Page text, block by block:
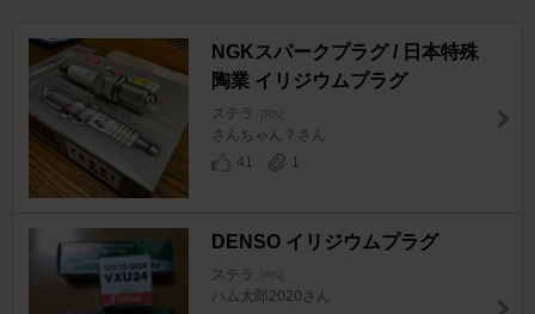
NGKスパークプラグ / 日本特殊
陶業 イリジウムプラグ
ステラ [RN]
さんちゃん？さん
41
1
DENSO イリジウムプラグ
ステラ [RN]
ハム太郎2020さん